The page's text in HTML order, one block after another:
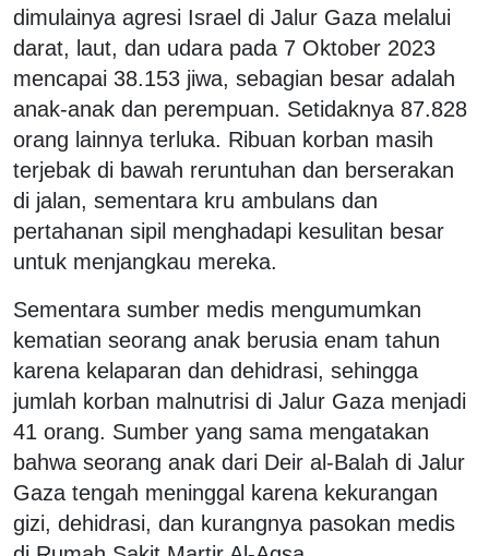
dimulainya agresi Israel di Jalur Gaza melalui
darat, laut, dan udara pada 7 Oktober 2023
mencapai 38.153 jiwa, sebagian besar adalah
anak-anak dan perempuan. Setidaknya 87.828
orang lainnya terluka. Ribuan korban masih
terjebak di bawah reruntuhan dan berserakan
di jalan, sementara kru ambulans dan
pertahanan sipil menghadapi kesulitan besar
untuk menjangkau mereka.
Sementara sumber medis mengumumkan
kematian seorang anak berusia enam tahun
karena kelaparan dan dehidrasi, sehingga
jumlah korban malnutrisi di Jalur Gaza menjadi
41 orang. Sumber yang sama mengatakan
bahwa seorang anak dari Deir al-Balah di Jalur
Gaza tengah meninggal karena kekurangan
gizi, dehidrasi, dan kurangnya pasokan medis